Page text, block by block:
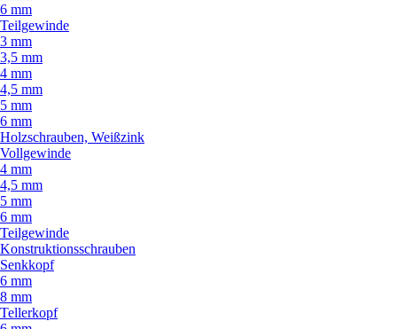
6 mm
Teilgewinde
3 mm
3,5 mm
4 mm
4,5 mm
5 mm
6 mm
Holzschrauben, Weißzink
Vollgewinde
4 mm
4,5 mm
5 mm
6 mm
Teilgewinde
Konstruktionsschrauben
Senkkopf
6 mm
8 mm
Tellerkopf